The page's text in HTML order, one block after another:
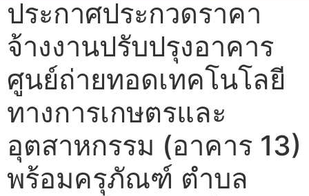
ประกาศประกวดราคา
จ้างงานปรับปรุงอาคาร
ศูนย์ถ่ายทอดเทคโนโลยี
ทางการเกษตรและ
อุตสาหกรรม (อาคาร 13)
พร้อมครุภัณฑ์ ตำบล